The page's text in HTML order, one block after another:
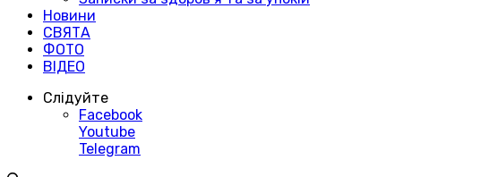
Новини
СВЯТА
ФОТО
ВІДЕО
Слідуйте
Facebook
Youtube
Telegram